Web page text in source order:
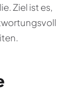
Ziel ist es,